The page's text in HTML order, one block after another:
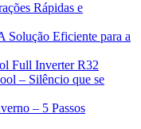
Rápidas e
Eficiente para a
Full Inverter R32
– Silêncio que se
– 5 Passos